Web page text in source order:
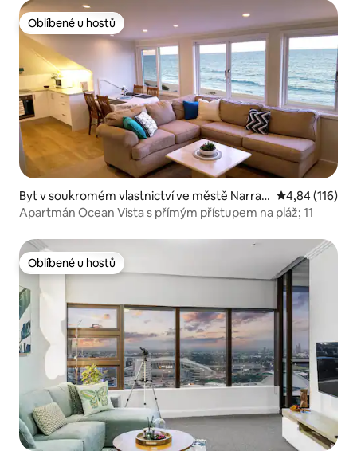
Oblíbené u hostů
Oblíbené u hostů
Byt v soukromém vlastnictví ve městě Narrab
een
Průměrné
4,84 (116)
Apartmán Ocean Vista s přímým přístupem na pláž; 11
Oblíbené u hostů
Oblíbené u hostů